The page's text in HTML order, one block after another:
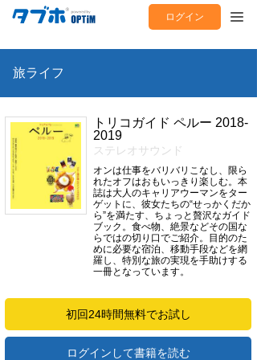
ログイン
旅ライフ
トリコガイド ペルー 2018-
2019
ステレオサウンド
オンは仕事をバリバリこなし、限ら
れたオフはおもいっきり楽しむ。本
誌は大人のキャリアウーマンをター
ゲットに、彼女たちの“せっかくだか
ら”を満たす、ちょっと贅沢なガイド
ブック。食べ物、絶景などその国な
らではの切り口でご紹介。目的のた
めに必要な宿泊、移動手段などを網
羅し、特別な旅の実現を手助けする
一冊となっています。
初回24時間無料でお試し
ログインして書籍を読む